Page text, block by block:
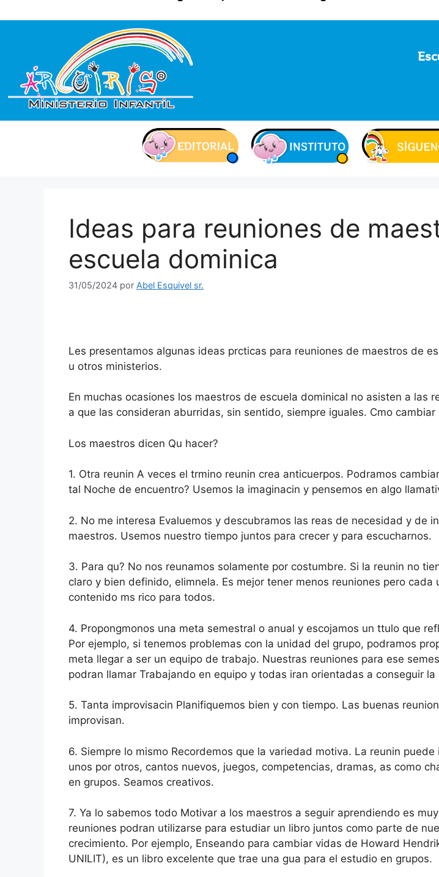
Ideas para reuniones de
escuela dominica
31/05/2024 por Abel Esquivel sr.
Les presentamos algunas ideas prcticas para reuniones de maestros de
u otros ministerios.
En muchas ocasiones los maestros de escuela dominical no asisten a las
a que las consideran aburridas, sin sentido, siempre iguales. Cmo cambiar
Los maestros dicen Qu hacer?
1. Otra reunin A veces el trmino reunin crea anticuerpos. Podramos
tal Noche de encuentro? Usemos la imaginacin y pensemos en algo
2. No me interesa Evaluemos y descubramos las reas de necesidad y de
maestros. Usemos nuestro tiempo juntos para crecer y para escucharnos.
3. Para qu? No nos reunamos solamente por costumbre. Si la reunin no
claro y bien definido, elimnela. Es mejor tener menos reuniones pero cada
contenido ms rico para todos.
4. Propongmonos una meta semestral o anual y escojamos un ttulo que
Por ejemplo, si tenemos problemas con la unidad del grupo, podramos
meta llegar a ser un equipo de trabajo. Nuestras reuniones para ese
podran llamar Trabajando en equipo y todas iran orientadas a conseguir
5. Tanta improvisacin Planifiquemos bien y con tiempo. Las buenas
improvisan.
6. Siempre lo mismo Recordemos que la variedad motiva. La reunin puede
unos por otros, cantos nuevos, juegos, competencias, dramas, as como
en grupos. Seamos creativos.
7. Ya lo sabemos todo Motivar a los maestros a seguir aprendiendo es
reuniones podran utilizarse para estudiar un libro juntos como parte de
crecimiento. Por ejemplo, Enseando para cambiar vidas de Howard
UNILIT), es un libro excelente que trae una gua para el estudio en grupos.